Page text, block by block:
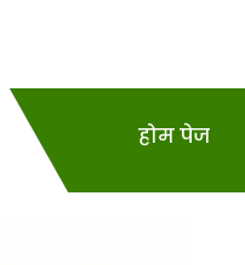
होम पेज